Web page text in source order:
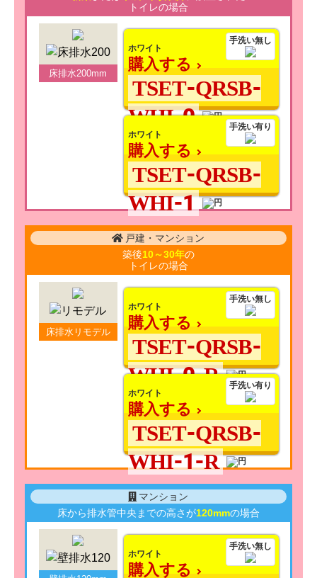
トイレの場合
床排水200mm
手洗い無し
ホワイト
購入する
TSET-QRSB-
WHI-0
手洗い有り
ホワイト
購入する
TSET-QRSB-
WHI-1
戸建・マンション
築後10～30年の
トイレの場合
床排水リモデル
手洗い無し
ホワイト
購入する
TSET-QRSB-
WHI-0-R
手洗い有り
ホワイト
購入する
TSET-QRSB-
WHI-1-R
マンション
床から排水管中央までの高さが120mmの場合
手洗い無し
ホワイト
購入する